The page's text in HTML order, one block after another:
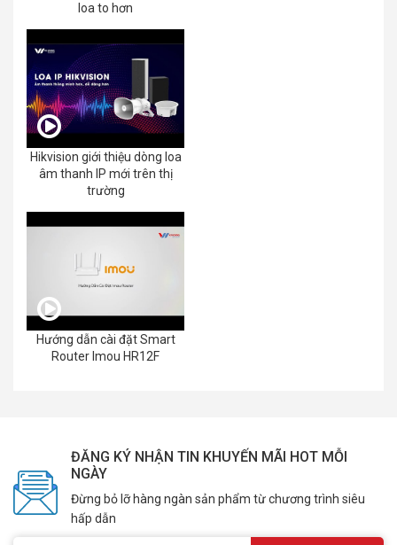
loa to hơn
Hikvision giới thiệu dòng loa
âm thanh IP mới trên thị
trường
Hướng dẫn cài đặt Smart
Router Imou HR12F
ĐĂNG KÝ NHẬN TIN KHUYẾN MÃI HOT MỖI
NGÀY
Đừng bỏ lỡ hàng ngàn sản phẩm từ chương trình siêu
hấp dẫn